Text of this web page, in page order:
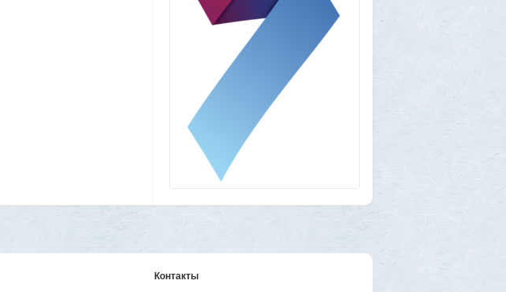
BIP и KakaoTalk перестали работать
1 августа 2026, 14:51
Исторический дом в центре Магадана
выставили на торги за 100 тысяч рублей
1 августа 2026, 13:50
В Подмосковье мужчина устроил концерт
для соседей в честь своего дня рождения
1 августа 2026, 12:58
Установку пиратской Windows
собираются сделать невозможной
7
1
BratOK
Контакты